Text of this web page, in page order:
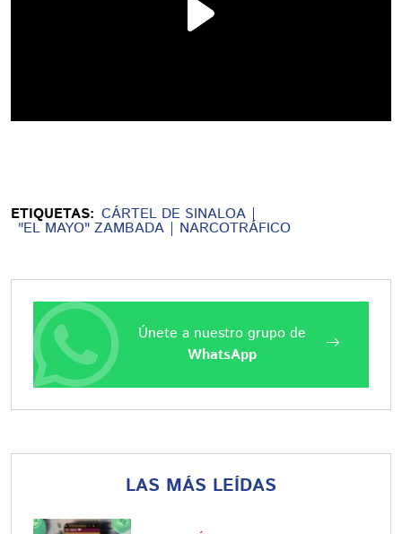
ETIQUETAS: CÁRTEL DE SINALOA
"EL MAYO" ZAMBADA NARCOTRÁFICO
Únete a nuestro grupo de
WhatsApp
LAS MÁS LEÍDAS